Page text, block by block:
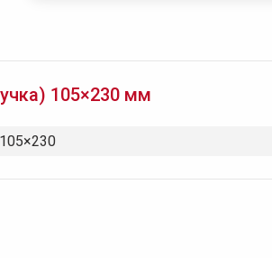
105×230 мм
105×230